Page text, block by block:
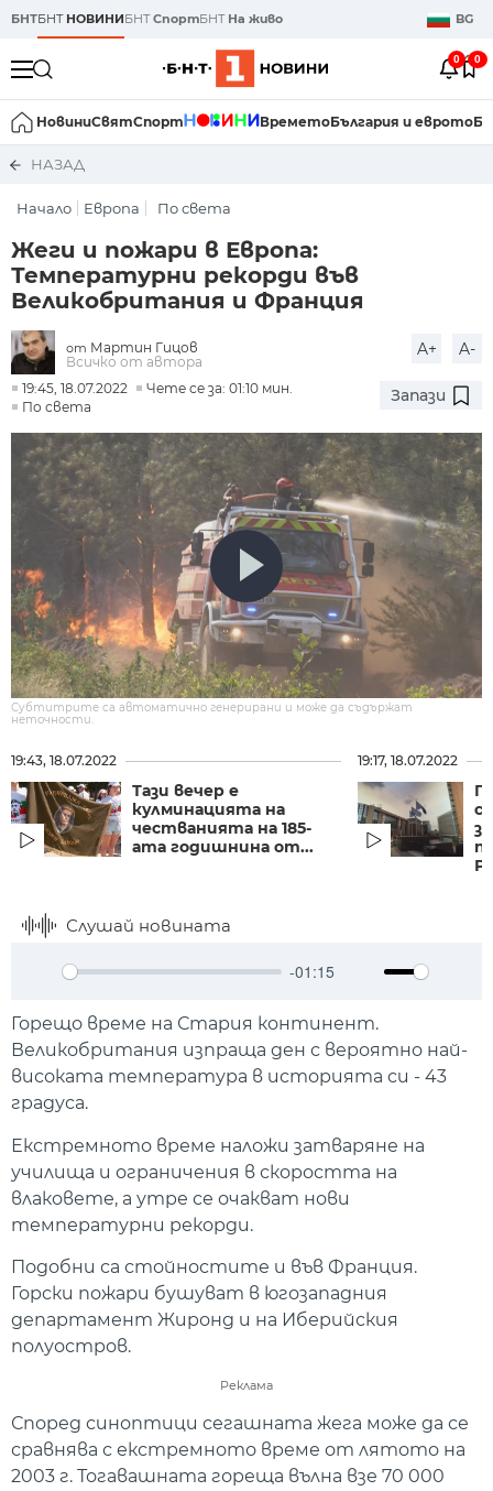
БНТБНТ НОВИНИБНТСпортБНТ На живо BG
0 0
НовиниСвятСпорт ВреметоБългария и еврото
НАЗАД
Начало Европа По света
Жеги и пожари в Европа:
Температурни рекорди във
Великобритания и Франция
от Мартин Гицов
Всичко от автора
A+ A-
19:45, 18.07.2022
Чете се за: 01:10 мин.
По света
Запази
Субтитрите са автоматично генерирани и може да съдържат
неточности.
19:43, 18.07.2022
Тази вечер е
кулминацията на
честванията на 185-
ата годишнина от...
19:17, 18.07.2022
Слушай новината
-01:15
Горещо време на Стария континент.
Великобритания изпраща ден с вероятно най-
високата температура в историята си - 43
градуса.
Екстремното време наложи затваряне на
училища и ограничения в скоростта на
влаковете, а утре се очакват нови
температурни рекорди.
Подобни са стойностите и във Франция.
Горски пожари бушуват в югозападния
департамент Жиронд и на Иберийския
полуостров.
Реклама
Според синоптици сегашната жега може да се
сравнява с екстремното време от лятото на
2003 г. Тогавашната гореща вълна взе 70 000